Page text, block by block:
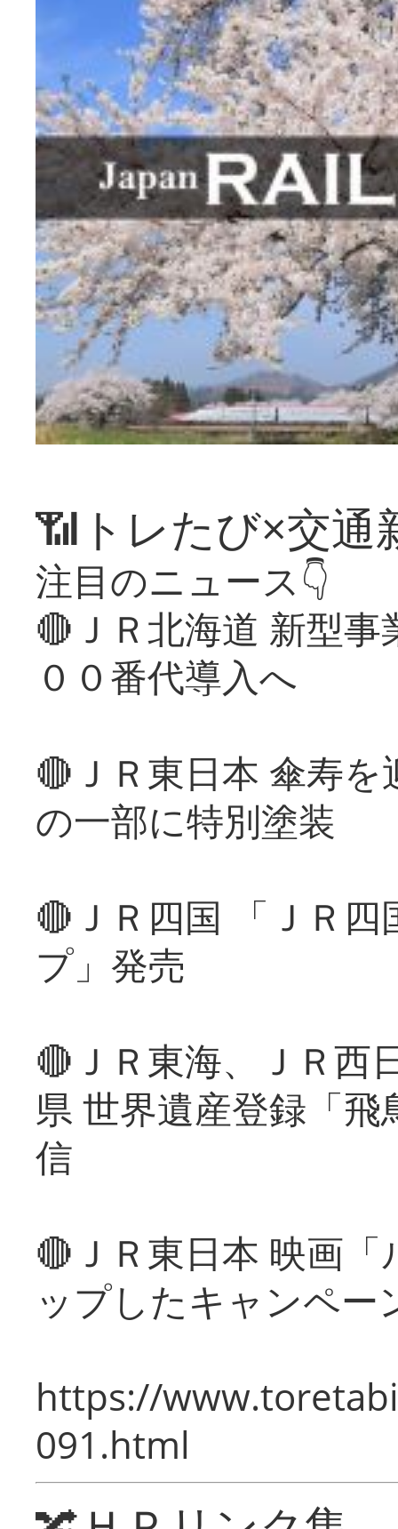
📶トレたび×交通
注目のニュース👇
🔴ＪＲ北海道 新型
００番代導入へ
🔴ＪＲ東日本 傘寿
の一部に特別塗装
🔴ＪＲ四国 「ＪＲ
プ」発売
🔴ＪＲ東海、ＪＲ西
県 世界遺産登録「
信
🔴ＪＲ東日本 映画
ップしたキャンペー
https://
091.html